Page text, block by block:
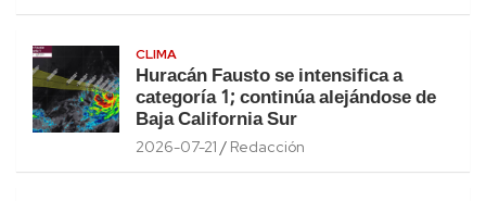
CLIMA
Huracán Fausto se intensifica a
categoría 1; continúa alejándose de
Baja California Sur
2026-07-21 Redacción